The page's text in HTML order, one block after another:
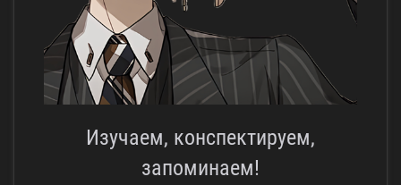
Изучаем, конспектируем,
запоминаем!